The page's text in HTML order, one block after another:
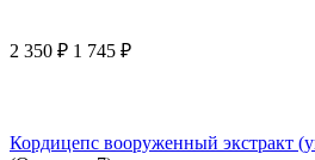
2 350 ₽ 1 745 ₽
Кордицепс вооруженный экстракт